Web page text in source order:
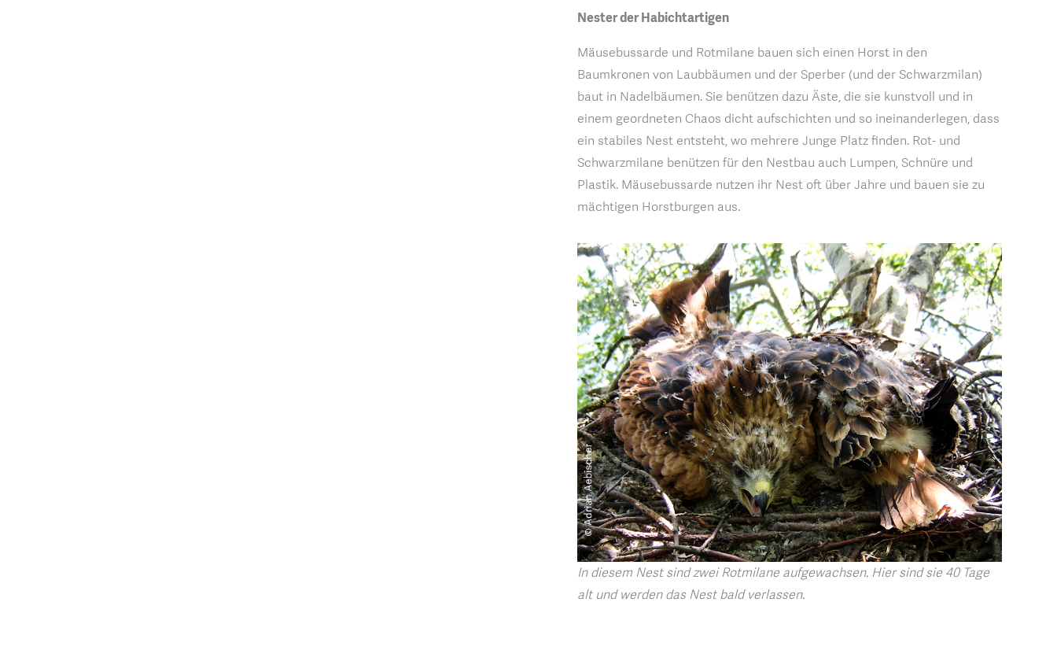
Nester der Habichtartigen
Mäusebussarde und Rotmilane bauen sich einen Horst in den
Baumkronen von Laubbäumen und der Sperber (und der Schwarzmilan)
baut in Nadelbäumen. Sie benützen dazu Äste, die sie kunstvoll und in
einem geordneten Chaos dicht aufschichten und so ineinanderlegen, dass
ein stabiles Nest entsteht, wo mehrere Junge Platz finden. Rot- und
Schwarzmilane benützen für den Nestbau auch Lumpen, Schnüre und
Plastik. Mäusebussarde nutzen ihr Nest oft über Jahre und bauen sie zu
mächtigen Horstburgen aus.
In diesem Nest sind zwei Rotmilane aufgewachsen. Hier sind sie 40 Tage
alt und werden das Nest bald verlassen.